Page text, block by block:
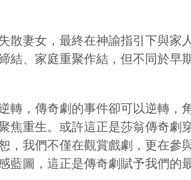
散妻女，最終在神諭指引下與家
、家庭重聚作結，但不同於早
，傳奇劇的事件卻可以逆轉，
重生。或許這正是莎翁傳奇劇
我們不僅在觀賞戲劇，更在參
圖，這正是傳奇劇賦予我們的最